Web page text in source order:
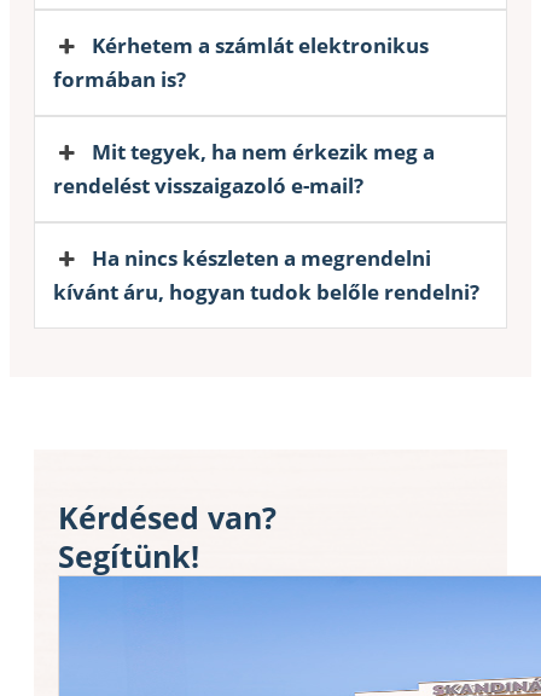
Kérhetem a számlát elektronikus
formában is?
Mit tegyek, ha nem érkezik meg a
rendelést visszaigazoló e-mail?
Ha nincs készleten a megrendelni
kívánt áru, hogyan tudok belőle rendelni?
Kérdésed van?
Segítünk!